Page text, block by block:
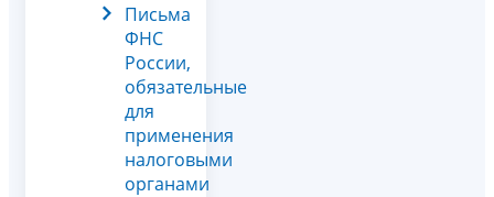
Письма
ФНС
России,
обязательные
для
применения
налоговыми
органами